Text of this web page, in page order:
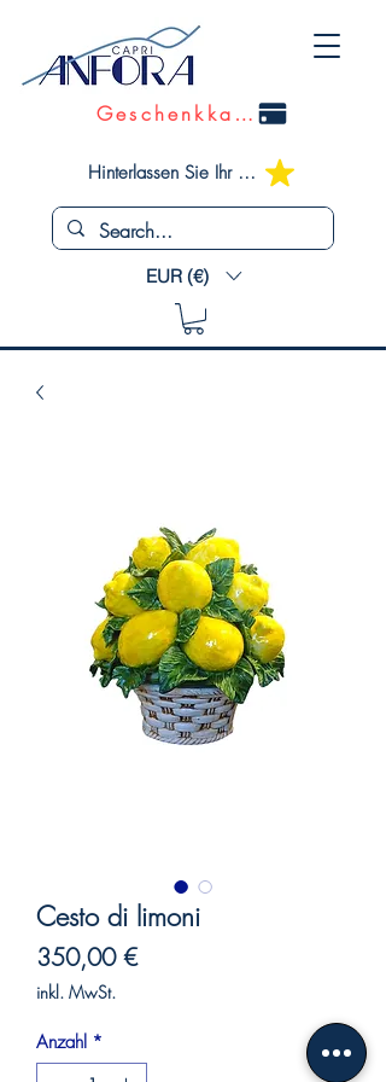
Geschenkkarte
Hinterlassen Sie Ihr Feedback
EUR (€)
Cesto di limoni
350,00 €Preis
inkl. MwSt.
Anzahl *